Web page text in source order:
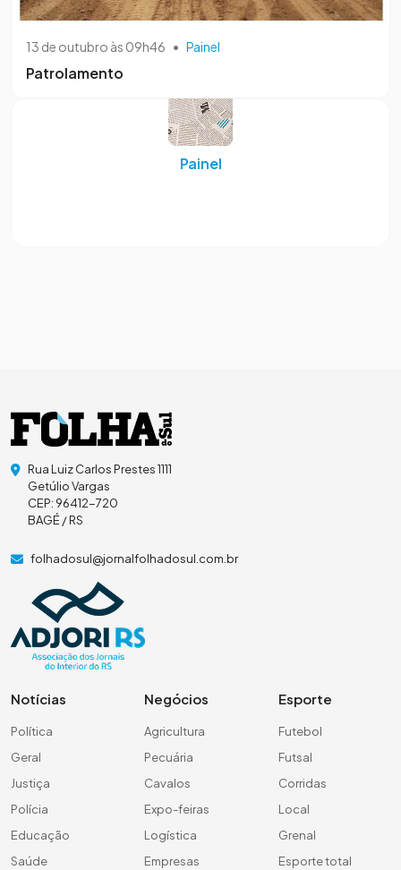
13 de outubro às 09h46 • Painel
Patrolamento
Painel
Rua Luiz Carlos Prestes 1111
Getúlio Vargas
CEP: 96412-720
BAGÉ / RS
folhadosul@jornalfolhadosul.com.br
Notícias
Política
Geral
Justiça
Polícia
Educação
Saúde
Negócios
Agricultura
Pecuária
Cavalos
Expo-feiras
Logística
Empresas
Esporte
Futebol
Futsal
Corridas
Local
Grenal
Esporte total